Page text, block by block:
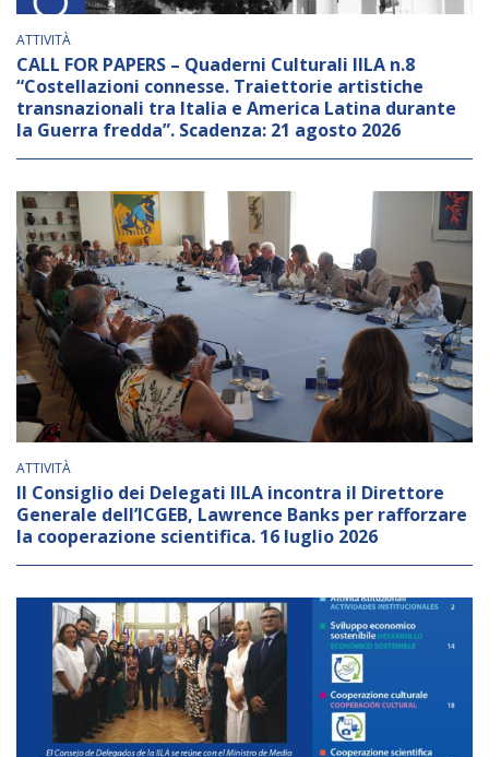
MEDIA
Foto
Video
Audio
BIBLIOTECA
Catalogo
Pubblicazioni
OPPORTUNITÀ
Bandi
Borse di studio
Albo fornitori
Contratti/Accordi/Grant
NEWSLETTER
ATTIVITÀ
CALL FOR PAPERS – Quaderni Culturali IILA n.8
“Costellazioni connesse. Traiettorie artistiche
transnazionali tra Italia e America Latina durante
la Guerra fredda”. Scadenza: 21 agosto 2026
ATTIVITÀ
Il Consiglio dei Delegati IILA incontra il Direttore
Generale dell’ICGEB, Lawrence Banks per rafforzare
la cooperazione scientifica. 16 luglio 2026